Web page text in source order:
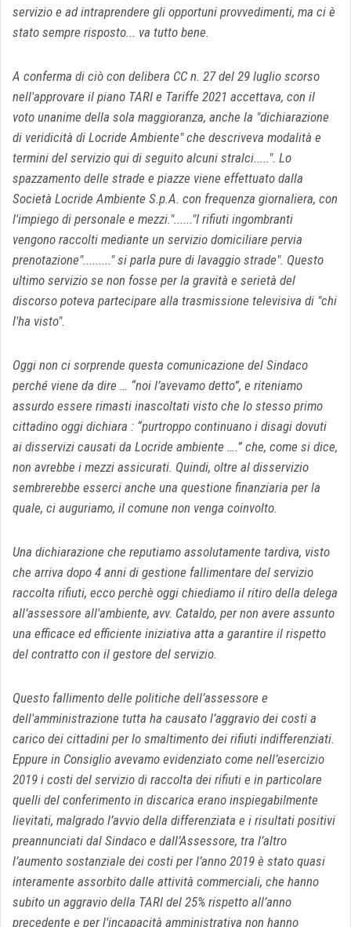
servizio e ad intraprendere gli opportuni provvedimenti, ma ci è
stato sempre risposto... va tutto bene.
A conferma di ciò con delibera CC n. 27 del 29 luglio scorso
nell'approvare il piano TARI e Tariffe 2021 accettava, con il
voto unanime della sola maggioranza, anche la "dichiarazione
di veridicità di Locride Ambiente" che descriveva modalità e
termini del servizio qui di seguito alcuni stralci.....". Lo
spazzamento delle strade e piazze viene effettuato dalla
Società Locride Ambiente S.p.A. con frequenza giornaliera, con
l'impiego di personale e mezzi."......"I rifiuti ingombranti
vengono raccolti mediante un servizio domiciliare pervia
prenotazione"........." si parla pure di lavaggio strade". Questo
ultimo servizio se non fosse per la gravità e serietà del
discorso poteva partecipare alla trasmissione televisiva di "chi
l'ha visto".
Oggi non ci sorprende questa comunicazione del Sindaco
perché viene da dire … “noi l’avevamo detto”, e riteniamo
assurdo essere rimasti inascoltati visto che lo stesso primo
cittadino oggi dichiara : “purtroppo continuano i disagi dovuti
ai disservizi causati da Locride ambiente ….” che, come si dice,
non avrebbe i mezzi assicurati. Quindi, oltre al disservizio
sembrerebbe esserci anche una questione finanziaria per la
quale, ci auguriamo, il comune non venga coinvolto.
Una dichiarazione che reputiamo assolutamente tardiva, visto
che arriva dopo 4 anni di gestione fallimentare del servizio
raccolta rifiuti, ecco perchè oggi chiediamo il ritiro della delega
all’assessore all'ambiente, avv. Cataldo, per non avere assunto
una efficace ed efficiente iniziativa atta a garantire il rispetto
del contratto con il gestore del servizio.
Questo fallimento delle politiche dell’assessore e
dell'amministrazione tutta ha causato l’aggravio dei costi a
carico dei cittadini per lo smaltimento dei rifiuti indifferenziati.
Eppure in Consiglio avevamo evidenziato come nell’esercizio
2019 i costi del servizio di raccolta dei rifiuti e in particolare
quelli del conferimento in discarica erano inspiegabilmente
lievitati, malgrado l’avvio della differenziata e i risultati positivi
preannunciati dal Sindaco e dall’Assessore, tra l’altro
l’aumento sostanziale dei costi per l’anno 2019 è stato quasi
interamente assorbito dalle attività commerciali, che hanno
subito un aggravio della TARI del 25% rispetto all’anno
precedente e per l'incapacità amministrativa non hanno